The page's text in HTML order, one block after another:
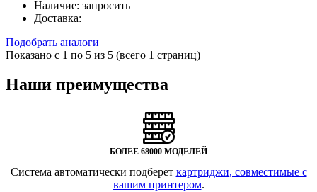
Наличие: запросить
Доставка:
Подобрать аналоги
Показано с 1 по 5 из 5 (всего 1 страниц)
Наши преимущества
БОЛЕЕ 68000 МОДЕЛЕЙ
Система автоматически подберет картриджи, совместимые с
вашим принтером.